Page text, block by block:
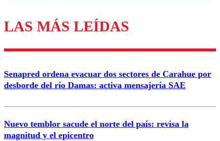
Los comentarios son moderados para garantizar un
diálogo respetuoso.
Nombre
Correo
LAS MÁS LEÍDAS
Senapred ordena evacuar dos sectores de Carahue por
desborde del río Damas: activa mensajería SAE
Nuevo temblor sacude el norte del país: revisa la
magnitud y el epicentro